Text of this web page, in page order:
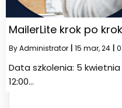
MailerLite krok po
ByAdministrator 15 mar, 24
Data szkolenia: 5
12:00…